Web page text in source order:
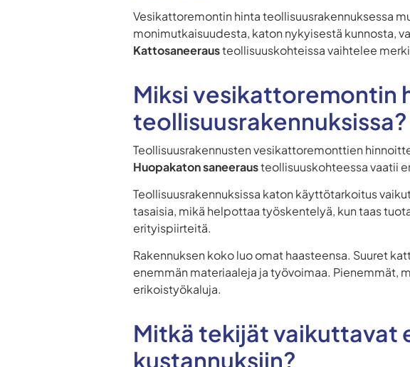
Vesikattoremontin hinta teollisuusrakennuksessa
monimutkaisuudesta, katon nykyisestä kunnosta,
Kattosaneerausteollisuuskohteissa vaihtelee
Miksi vesikattoremontin
teollisuusrakennuksissa?
Teollisuusrakennusten vesikattoremonttien
Huopakaton saneerausteollisuuskohteessa vaatii
Teollisuusrakennuksissa katon käyttötarkoitus
tasaisia, mikä helpottaa työskentelyä, kun taas
erityispiirteitä.
Rakennuksen koko luo omat haasteensa. Suuret
enemmän materiaaleja ja työvoimaa. Pienemmät,
erikoistyökaluja.
Mitkä tekijät vaikuttavat
kustannuksiin?